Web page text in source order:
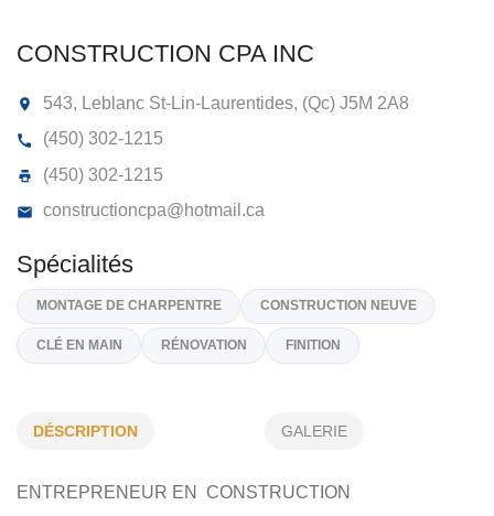
CONSTRUCTION CPA INC
543, Leblanc St-Lin-Laurentides, (Qc)
(450) 302-1215
(450) 302-1215
MONTAGE DE CHARPENTRE CONSTRUCTION NEUVE
DÉSCRIPTION GALERIE
ENTREPRENEUR EN CONSTRUCTION